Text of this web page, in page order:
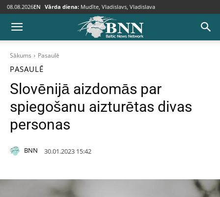
08.08.2026EN Vārda diena: Mudīte, Vladislavs, Vladislava
Sākums Pasaulē
PASAULĒ
Slovēnijā aizdomās par
spiegošanu aizturētas divas
personas
BNN 30.01.2023 15:42